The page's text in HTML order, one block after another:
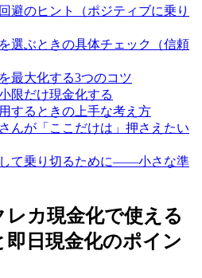
避のヒント（ポジティブに乗り
選ぶときの具体チェック（信頼
最大化する3つのコツ
限だけ現金化する
するときの上手な考え方
んが「ここだけは」押さえたい
て乗り切るために——小さな準
カ現金化で使える
日現金化のポイン